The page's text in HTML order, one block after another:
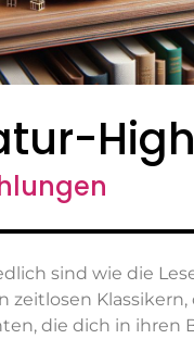
sind wie die
zeitlosen
die dich in ihren